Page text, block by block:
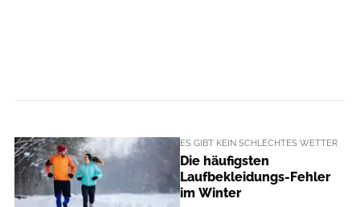
ES GIBT KEIN SCHLECHTES WETTER
Die häufigsten
Laufbekleidungs-Fehler
im Winter